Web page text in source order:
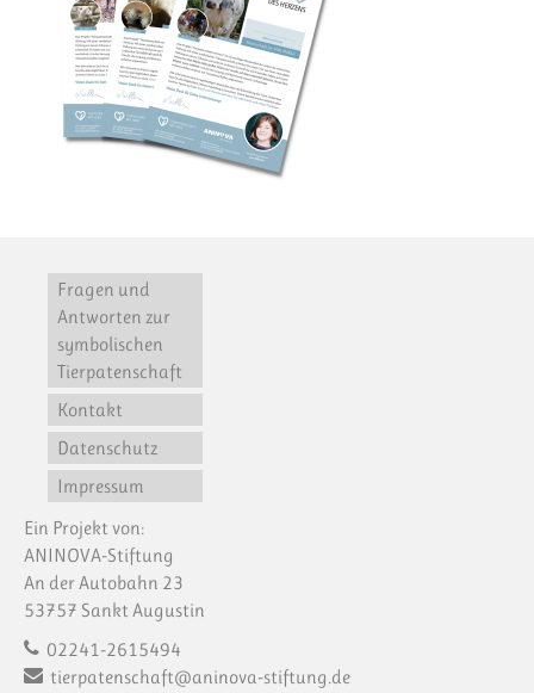
Fragen und
Antworten zur
symbolischen
Tierpatenschaft
Kontakt
Datenschutz
Impressum
Ein Projekt von:
ANINOVA-Stiftung
An der Autobahn 23
53757 Sankt Augustin
02241-2615494
tierpatenschaft@aninova-stiftung.de